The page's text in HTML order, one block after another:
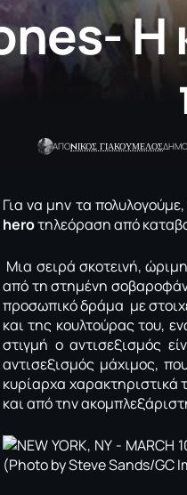
Η
ΑΠΟNΙΚΟΣ ΓΙΑΚΟΥΜΕΛΟΣ
Για να μην τα
heroτηλεόραση από
Μια σειρά σκοτεινή,
από τη στημένη
προσωπικό δράμα με
και της κουλτούρας του,
στιγμή ο αντισεξισμός
αντισεξισμός μάχιμος,
κυρίαρχα χαρακτηριστικά
και από την